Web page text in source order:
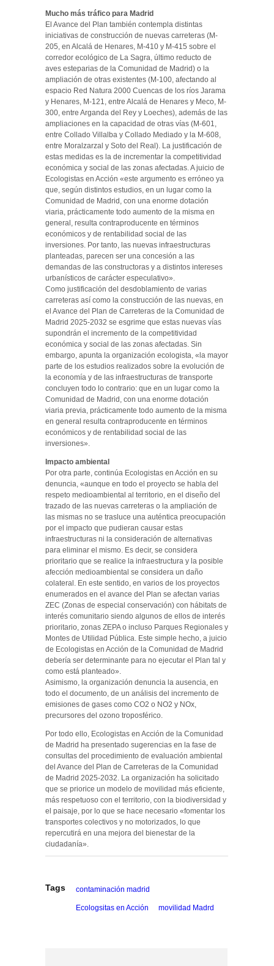
Mucho más tráfico para Madrid
El Avance del Plan también contempla distintas
iniciativas de construcción de nuevas carreteras (M-
205, en Alcalá de Henares, M-410 y M-415 sobre el
corredor ecológico de La Sagra, último reducto de
aves esteparias de la Comunidad de Madrid) o la
ampliación de otras existentes (M-100, afectando al
espacio Red Natura 2000 Cuencas de los ríos Jarama
y Henares, M-121, entre Alcalá de Henares y Meco, M-
300, entre Arganda del Rey y Loeches), además de las
ampliaciones en la capacidad de otras vías (M-601,
entre Collado Villalba y Collado Mediado y la M-608,
entre Moralzarzal y Soto del Real). La justificación de
estas medidas es la de incrementar la competitividad
económica y social de las zonas afectadas. A juicio de
Ecologistas en Acción «este argumento es erróneo ya
que, según distintos estudios, en un lugar como la
Comunidad de Madrid, con una enorme dotación
viaria, prácticamente todo aumento de la misma en
general, resulta contraproducente en términos
económicos y de rentabilidad social de las
inversiones. Por tanto, las nuevas infraestructuras
planteadas, parecen ser una concesión a las
demandas de las constructoras y a distintos intereses
urbanísticos de carácter especulativo».
Como justificación del desdoblamiento de varias
carreteras así como la construcción de las nuevas, en
el Avance del Plan de Carreteras de la Comunidad de
Madrid 2025-2032 se esgrime que estas nuevas vías
supondrán el incremento de la competitividad
económica y social de las zonas afectadas. Sin
embargo, apunta la organización ecologista, «la mayor
parte de los estudios realizados sobre la evolución de
la economía y de las infraestructuras de transporte
concluyen todo lo contrario: que en un lugar como la
Comunidad de Madrid, con una enorme dotación
viaria previa, prácticamente todo aumento de la misma
en general resulta contraproducente en términos
económicos y de rentabilidad social de las
inversiones».
Impacto ambiental
Por otra parte, continúa Ecologistas en Acción en su
denuncia, «aunque en todo el proyecto se habla del
respeto medioambiental al territorio, en el diseño del
trazado de las nuevas carreteras o la ampliación de
las mismas no se trasluce una auténtica preocupación
por el impacto que pudieran causar estas
infraestructuras ni la consideración de alternativas
para eliminar el mismo. Es decir, se considera
prioritario que se realice la infraestructura y la posible
afección medioambiental se considera un daño
colateral. En este sentido, en varios de los proyectos
enumerados en el avance del Plan se afectan varias
ZEC (Zonas de especial conservación) con hábitats de
interés comunitario siendo algunos de ellos de interés
prioritario, zonas ZEPA o incluso Parques Regionales y
Montes de Utilidad Pública. Este simple hecho, a juicio
de Ecologistas en Acción de la Comunidad de Madrid
debería ser determinante para no ejecutar el Plan tal y
como está planteado».
Asimismo, la organización denuncia la ausencia, en
todo el documento, de un análisis del incremento de
emisiones de gases como CO2 o NO2 y NOx,
precursores del ozono troposférico.
Por todo ello, Ecologistas en Acción de la Comunidad
de Madrid ha presentado sugerencias en la fase de
consultas del procedimiento de evaluación ambiental
del Avance del Plan de Carreteras de la Comunidad
de Madrid 2025-2032. La organización ha solicitado
que se priorice un modelo de movilidad más eficiente,
más respetuoso con el territorio, con la biodiversidad y
el paisaje, por lo que se hace necesario «fomentar los
transportes colectivos y no motorizados, lo que
repercutirá en una mejora del bienestar de la
ciudadanía».
Tags contaminación madrid
Ecologsitas en Acción movilidad Madrd